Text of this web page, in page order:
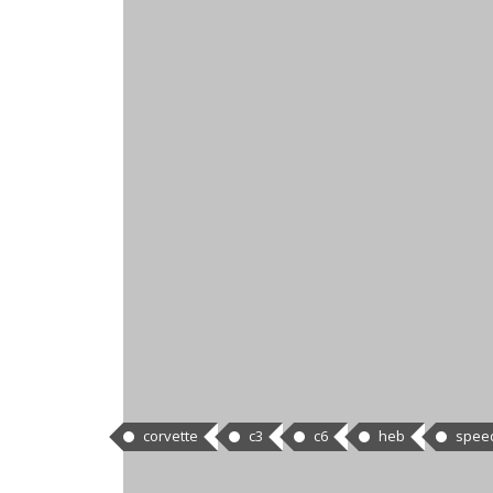
corvette c3 c6 heb